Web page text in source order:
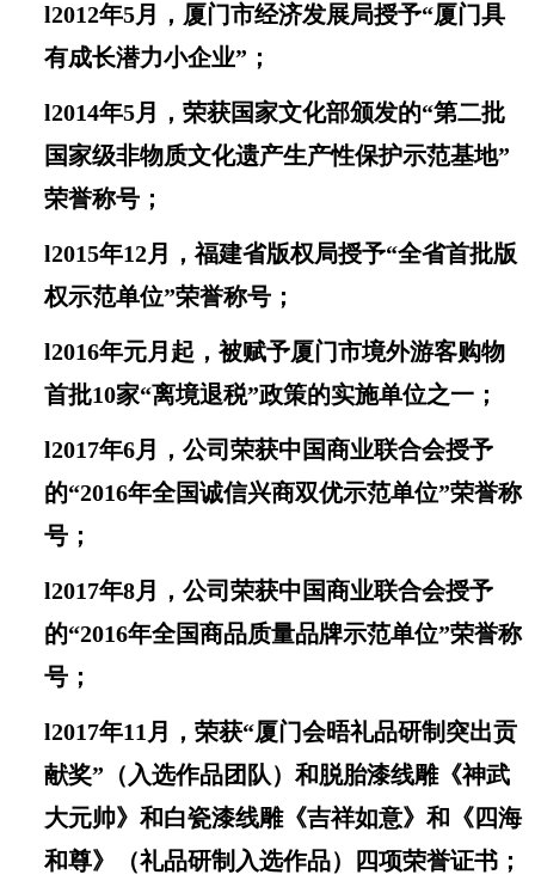
l2012年5月 ， 厦门市经济发展局授予“厦门具
有成长潜力小企业”；
l2014年5月 ， 荣获国家文化部颁发的“第二批
国家级非物质文化遗产生产性保护示范基地”
荣誉称号；
l2015年12月，福建省版权局授予“全省首批版
权示范单位”荣誉称号；
l2016年元月起，被赋予厦门市境外游客购物
首批10家“离境退税”政策的实施单位之一；
l2017年6月，公司荣获中国商业联合会授予
的“2016年全国诚信兴商双优示范单位”荣誉称
号；
l2017年8月，公司荣获中国商业联合会授予
的“2016年全国商品质量品牌示范单位”荣誉称
号；
l2017年11月 ， 荣获“厦门会晤礼品研制突出贡
献奖”（入选作品团队）和脱胎漆线雕《神武
大元帅》和白瓷漆线雕《吉祥如意》和《四海
和尊》
（礼品研制入选作品）四项荣誉证书；